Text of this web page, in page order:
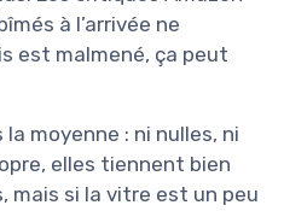
à l’arrivée ne
est malmené, ça peut
moyenne : ni nulles, ni
elles tiennent bien
mais si la vitre est un peu